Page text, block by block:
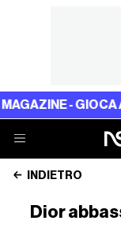
- GIOCA
INDIETRO
Dior